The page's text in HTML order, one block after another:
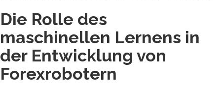
Die Rolle des
maschinellen Lernens in
der Entwicklung von
Forexrobotern